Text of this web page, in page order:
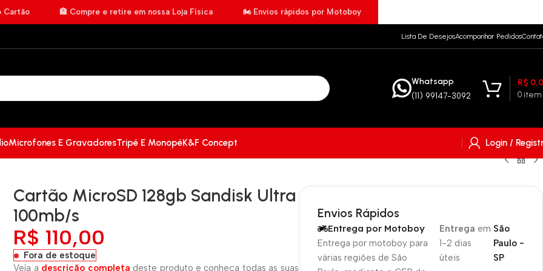
Lista De DesejosAcompanhar Pedidos
Whatsapp
(11) 99147-3092 0 item
R$
Microfones E GravadoresTripé E MonopéK&F Concept
Login /
Cartão MicroSD 128gb Sandisk Ultra
100mb/s
R$ 110,00
Fora de estoque
Veja a descrição completa deste produto e conheça todas as suas
Envios Rápidos
Entrega por Motoboy
Entrega por motoboy para
várias regiões de São
Entrega em
1-2 dias
úteis
São
Paulo -
SP
Cartão 🏦 Compre e retire em nossa Loja Física 🏍️ Envios rápidos por Motoboy